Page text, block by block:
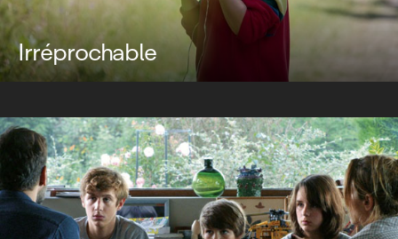
Irréprochable